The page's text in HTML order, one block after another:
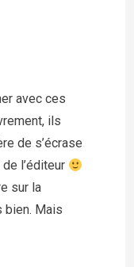
avec ces
ils
de s’écrase
l’éditeur
sur la
bien. Mais